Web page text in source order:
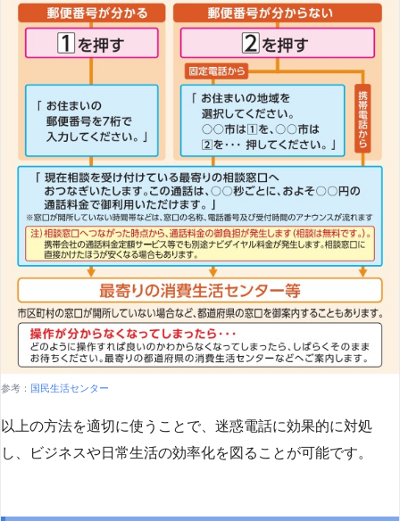
参考： 国民生活センター
以上の方法を適切に使うことで、迷惑電話に効果的に対処
し、ビジネスや日常生活の効率化を図ることが可能です。